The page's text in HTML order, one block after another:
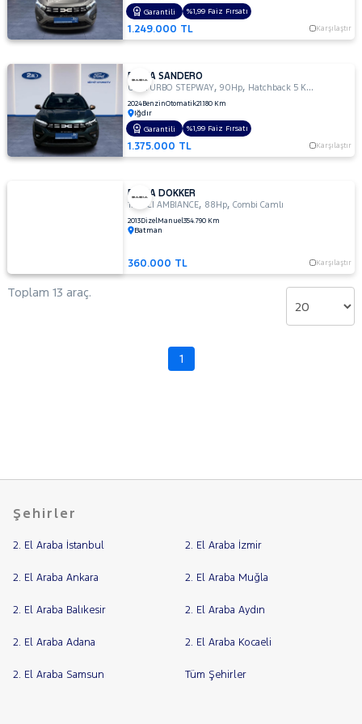
1.249.000 TL Karşılaştır
Garantili %1,99 Faiz Fırsatı
DACIA SANDERO
0.9 TURBO STEPWAY,90Hp, Hatchback 5 Kapı
2024BenzinOtomatik21.180 Km
Iğdır
1.375.000 TL Karşılaştır
Garantili %1,99 Faiz Fırsatı
DACIA DOKKER
1.5 DCI AMBIANCE, 88Hp,Combi Camlı
2013DizelManuel354.790 Km
Batman
360.000 TL Karşılaştır
Toplam 13 araç.
1
Şehirler
2. El Araba İstanbul 2. El Araba İzmir
2. El Araba Ankara 2. El Araba Muğla
2. El Araba Balıkesir 2. El Araba Aydın
2. El Araba Adana 2. El Araba Kocaeli
2. El Araba Samsun Tüm Şehirler